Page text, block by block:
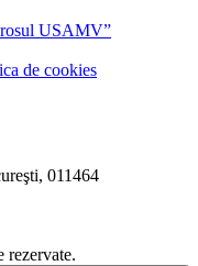
USAMV”
de cookies
011464